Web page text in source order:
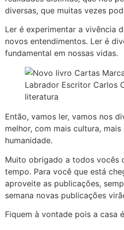
diversas, que muitas vezes
Ler é experimentar a vivência
novos entendimentos. Ler é
fundamental em nossas vidas.
Então, vamos ler, vamos nos
melhor, com mais cultura,
humanidade.
Muito obrigado a todos vocês
tempo. Para você que está
aproveite as publicações,
semana novas publicações
Fiquem à vontade pois a casa